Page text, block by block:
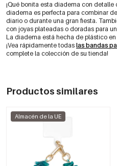
¡Qué bonita esta diadema con detalle
diadema es perfecta para combinar
diario o durante una gran fiesta.
con joyas plateadas o doradas para
La diadema está hecha de plástico
¡Vea rápidamente todas las bandas
complete la colección de su tienda!
Productos similares
Almacén de la UE